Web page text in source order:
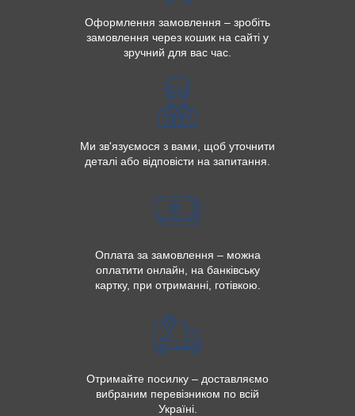
Оформлення замовлення – зробіть
замовлення через кошик на сайті у
зручний для вас час.
Ми зв'язуємося з вами, щоб уточнити
деталі або відповісти на запитання.
Оплата за замовлення – можна
оплатити онлайн, на банківську
картку, при отриманні, готівкою.
Отримайте посилку – доставляємо
вибраним перевізником по всій
Україні.